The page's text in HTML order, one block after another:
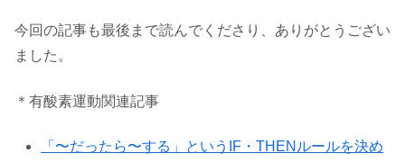
今回の記事も最後まで読んでくださり、ありがとうござい
ました。
＊有酸素運動関連記事
「〜だったら〜する」というIF・THENルールを決め